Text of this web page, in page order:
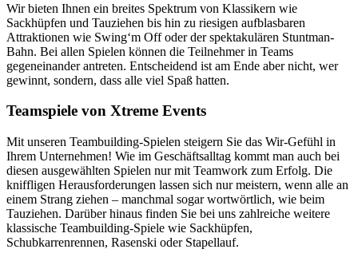
Wir bieten Ihnen ein breites Spektrum von Klassikern wie
Sackhüpfen und Tauziehen bis hin zu riesigen aufblasbaren
Attraktionen wie Swing‘m Off oder der spektakulären Stuntman-
Bahn. Bei allen Spielen können die Teilnehmer in Teams
gegeneinander antreten. Entscheidend ist am Ende aber nicht, wer
gewinnt, sondern, dass alle viel Spaß hatten.
Teamspiele von Xtreme Events
Mit unseren Teambuilding-Spielen steigern Sie das Wir-Gefühl in
Ihrem Unternehmen! Wie im Geschäftsalltag kommt man auch bei
diesen ausgewählten Spielen nur mit Teamwork zum Erfolg. Die
kniffligen Herausforderungen lassen sich nur meistern, wenn alle an
einem Strang ziehen – manchmal sogar wortwörtlich, wie beim
Tauziehen. Darüber hinaus finden Sie bei uns zahlreiche weitere
klassische Teambuilding-Spiele wie Sackhüpfen,
Schubkarrenrennen, Rasenski oder Stapellauf.